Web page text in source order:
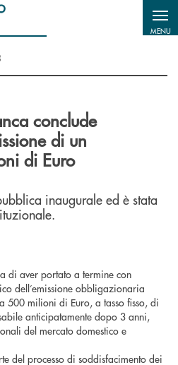
MENU
conclude
di un
di Euro
inaugurale ed è stata
di aver portato a termine con
dell’emissione obbligazionaria
500 milioni di Euro, a tasso fisso, di
anticipatamente dopo 3 anni,
del mercato domestico e
del processo di soddisfacimento dei